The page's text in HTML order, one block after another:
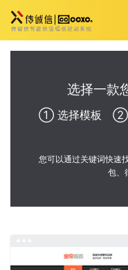
选择一款
① 选择模板 ②
您可以通过关键词快速
包、